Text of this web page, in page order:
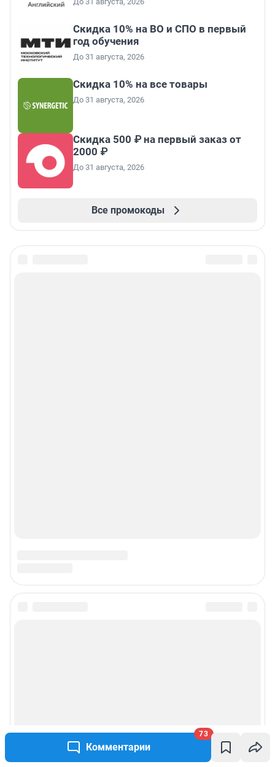
Комментарии
73
Скидка 10% на ВО и СПО в первый
год обучения
До 31 августа, 2026
Скидка 10% на все товары
До 31 августа, 2026
Скидка 500 ₽ на первый заказ от
2000 ₽
До 31 августа, 2026
Все промокоды